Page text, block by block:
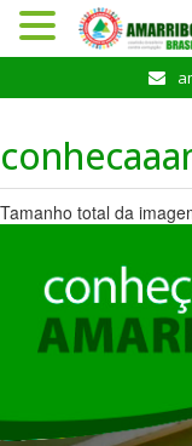
para
conteúdo
Tamanho total da